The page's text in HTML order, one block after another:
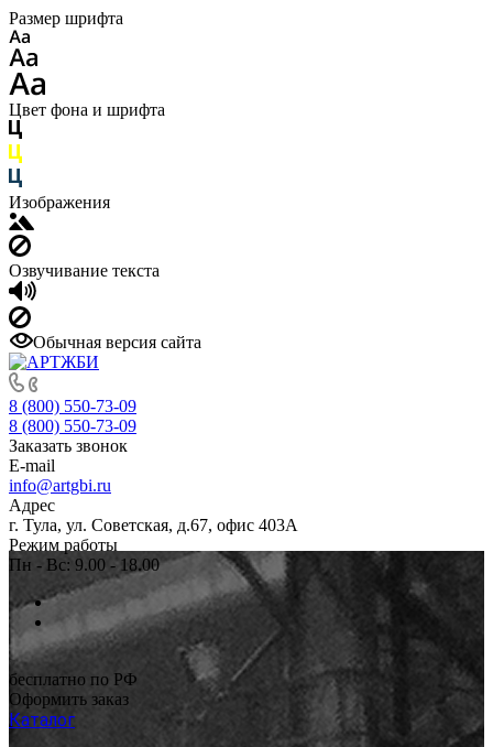
Размер шрифта
Цвет фона и шрифта
Изображения
Озвучивание текста
Обычная версия сайта
8 (800) 550-73-09
8 (800) 550-73-09
Заказать звонок
E-mail
info@artgbi.ru
Адрес
г. Тула, ул. Советская, д.67, офис 403А
Режим работы
Пн - Вс: 9.00 - 18.00
бесплатно по РФ
Оформить заказ
Каталог